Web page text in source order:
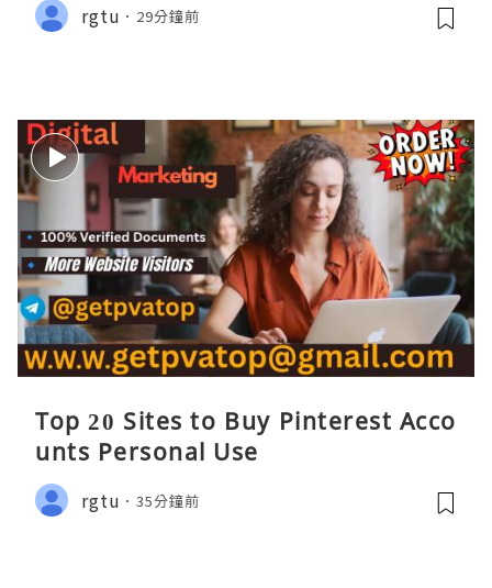
rgtu 29分鐘前
Top 20 Sites to Buy Pinterest Acco
unts Personal Use
rgtu 35分鐘前